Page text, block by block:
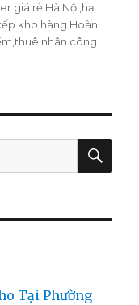
giá rẻ Hà Nội hạ
kho hàng Hoàn
,thuê nhân công
TÌM
Tại Phường